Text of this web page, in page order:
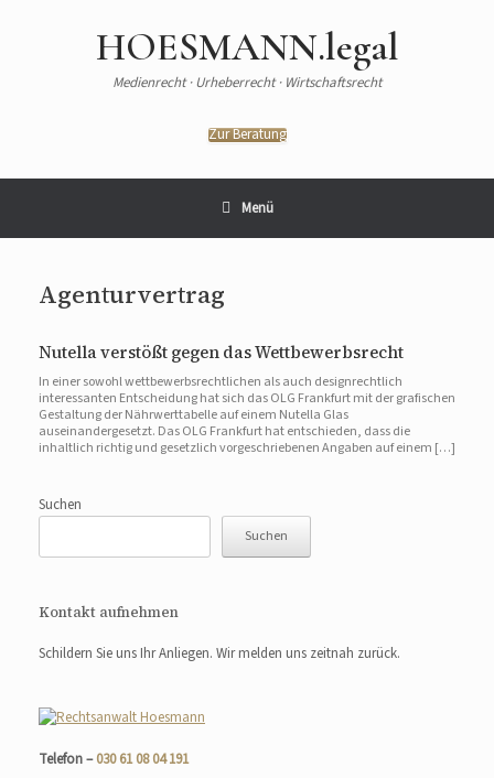
HOESMANN.legal
Medienrecht · Urheberrecht · Wirtschaftsrecht
Zur Beratung
Menü
Agenturvertrag
Nutella verstößt gegen das Wettbewerbsrecht
In einer sowohl wettbewerbsrechtlichen als auch designrechtlich
interessanten Entscheidung hat sich das OLG Frankfurt mit der grafischen
Gestaltung der Nährwerttabelle auf einem Nutella Glas
auseinandergesetzt. Das OLG Frankfurt hat entschieden, dass die
inhaltlich richtig und gesetzlich vorgeschriebenen Angaben auf einem […]
Suchen
Suchen
Kontakt aufnehmen
Schildern Sie uns Ihr Anliegen. Wir melden uns zeitnah zurück.
Telefon –030 61 08 04 191